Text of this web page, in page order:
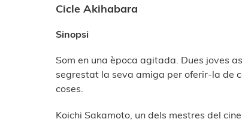
Cicle Akihabara
Sinopsi
Som en una època agitada. Dues joves
segrestat la seva amiga per oferir-la de
coses.
Koichi Sakamoto, un dels mestres del